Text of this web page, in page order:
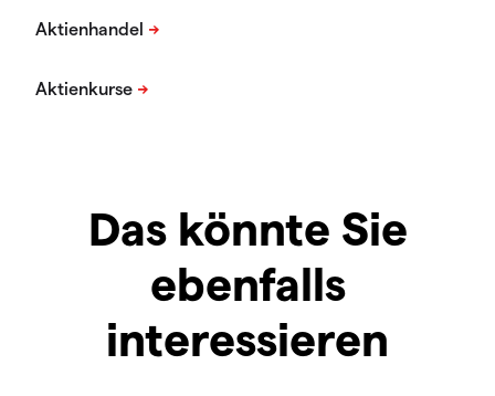
Das könnte Sie
ebenfalls
interessieren